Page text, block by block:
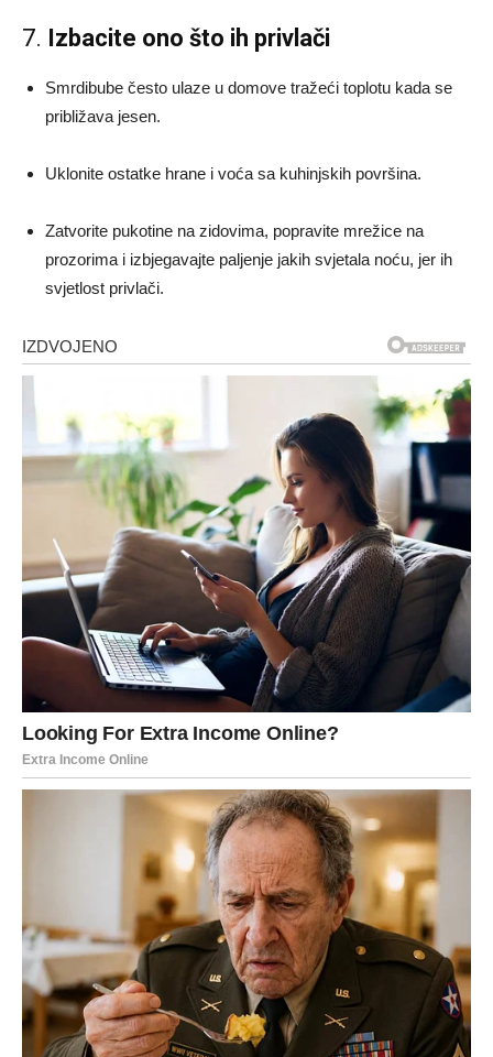
7. Izbacite ono što ih privlači
Smrdibube često ulaze u domove tražeći toplotu kada se
približava jesen.
Uklonite ostatke hrane i voća sa kuhinjskih površina.
Zatvorite pukotine na zidovima, popravite mrežice na
prozorima i izbjegavajte paljenje jakih svjetala noću, jer ih
svjetlost privlači.